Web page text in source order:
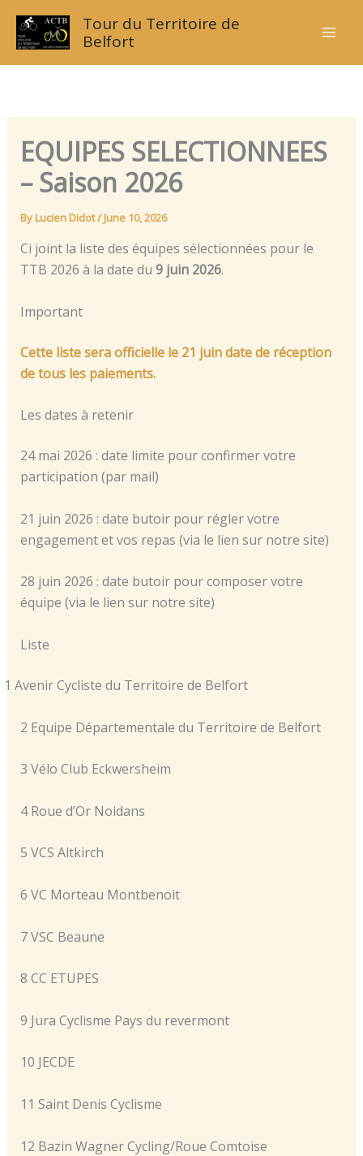
content
Tour du Territoire de
Belfort
EQUIPES SELECTIONNEES
– Saison 2026
By Lucien Didot/ June 10, 2026
Ci joint la liste des équipes sélectionnées pour le
TTB 2026 à la date du 9 juin 2026.
Important
Cette liste sera officielle le 21 juin date de réception
de tous les paiements.
Les dates à retenir
24 mai 2026 : date limite pour confirmer votre
participation (par mail)
21 juin 2026 : date butoir pour régler votre
engagement et vos repas (via le lien sur notre site)
28 juin 2026 : date butoir pour composer votre
équipe (via le lien sur notre site)
Liste
1 Avenir Cycliste du Territoire de Belfort
2 Equipe Départementale du Territoire de Belfort
3 Vélo Club Eckwersheim
4 Roue d’Or Noidans
5 VCS Altkirch
6 VC Morteau Montbenoit
7 VSC Beaune
8 CC ETUPES
9 Jura Cyclisme Pays du revermont
10 JECDE
11 Saint Denis Cyclisme
12 Bazin Wagner Cycling/Roue Comtoise